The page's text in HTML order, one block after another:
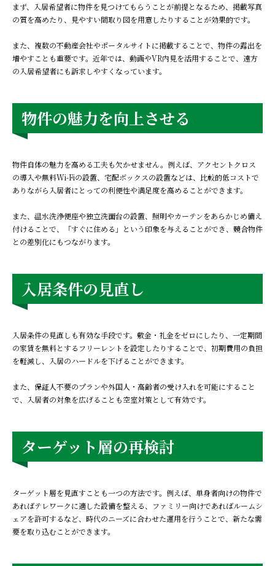
まず、入居希望者に物件を見つけてもらうことが前提となるため、掲載写真
の質を高めたり、見やすい間取り図を用意したりすることが効果的です。
また、複数の不動産会社やポータルサイトに掲載することで、物件の露出を
増やすことも重要です。近年では、動画やVR内見を活用することで、遠方
の入居希望者にも訴求しやすくなっています。
物件の魅力を向上させる
物件自体の魅力を高める工夫も欠かせません。例えば、アクセントクロス
の導入や無料Wi-Fiの設置、宅配ボックスの設置などは、比較的低コストで
ありながら入居者にとっての利便性や満足度を高めることができます。
また、温水洗浄便座や独立洗面台の設置、照明やカーテンをあらかじめ備え
付けることで、「すぐに住める」という印象を与えることができ、競合物件
との差別化にもつながります。
入居条件の見直し
入居条件の見直しも有効な手段です。敷金・礼金をゼロにしたり、一定期間
の家賃を無料とするフリーレントを設定したりすることで、初期費用の負担
を軽減し、入居のハードルを下げることができます。
また、保証人不要のプランや外国人・高齢者の受け入れを可能にすること
で、入居者の対象を広げることも空室対策として有効です。
ターゲット層の再検討
ターゲット層を見直すことも一つの方法です。例えば、単身者向けの物件で
あればテレワークに適した設備を整える、ファミリー向けであればルームシ
ェアを許可するなど、時代のニーズに合わせた運用を行うことで、新たな需
要を取り込むことができます。